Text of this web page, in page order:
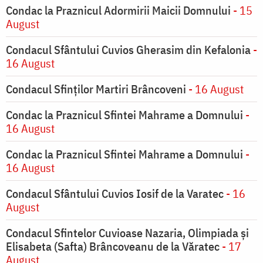
Condac la Praznicul Adormirii Maicii Domnului - 15
August
Condacul Sfântului Cuvios Gherasim din Kefalonia-
16 August
Condacul Sfinților Martiri Brâncoveni - 16 August
Condac la Praznicul Sfintei Mahrame a Domnului -
16 August
Condac la Praznicul Sfintei Mahrame a Domnului -
16 August
Condacul Sfântului Cuvios Iosif de la Varatec- 16
August
Condacul Sfintelor Cuvioase Nazaria, Olimpiada și
Elisabeta (Safta) Brâncoveanu de la Văratec- 17